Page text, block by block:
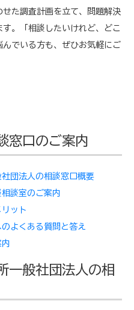
た調査計画を立て、問題解決
。「相談したいけれど、どこ
でいる方も、ぜひお気軽にご
窓口のご案内
団法人の相談窓口概要
談室のご案内
ット
よくある質問と答え
一般社団法人の相